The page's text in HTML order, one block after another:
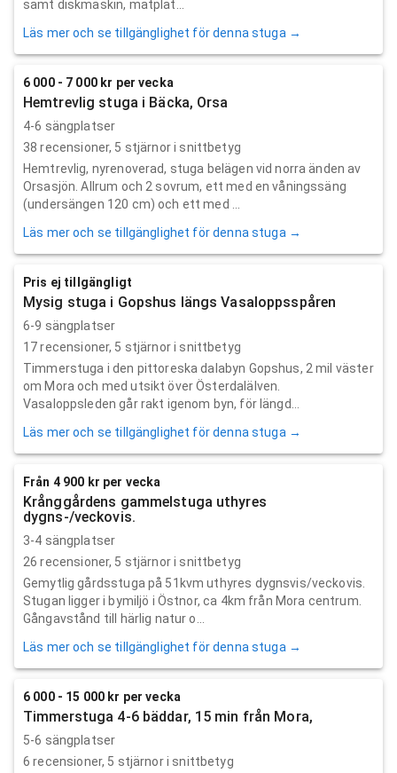
samt diskmaskin, matplat...
Läs mer och se tillgänglighet för denna stuga →
6 000 - 7 000 kr per vecka
Hemtrevlig stuga i Bäcka, Orsa
4-6 sängplatser
38 recensioner, 5 stjärnor i snittbetyg
Hemtrevlig, nyrenoverad, stuga belägen vid norra änden av
Orsasjön. Allrum och 2 sovrum, ett med en våningssäng
(undersängen 120 cm) och ett med ...
Läs mer och se tillgänglighet för denna stuga →
Pris ej tillgängligt
Mysig stuga i Gopshus längs Vasaloppsspåren
6-9 sängplatser
17recensioner, 5 stjärnor i snittbetyg
Timmerstuga i den pittoreska dalabyn Gopshus, 2 mil väster
om Mora och med utsikt över Österdalälven.
Vasaloppsleden går rakt igenom byn, för längd...
Läs mer och se tillgänglighet för denna stuga →
Från 4 900 kr per vecka
Krånggårdens gammelstuga uthyres
dygns-/veckovis.
3-4 sängplatser
26 recensioner, 5 stjärnor i snittbetyg
Gemytlig gårdsstuga på 51kvm uthyres dygnsvis/veckovis.
Stugan ligger i bymiljö i Östnor, ca 4km från Mora centrum.
Gångavstånd till härlig natur o...
Läs mer och se tillgänglighet för denna stuga →
6 000 - 15 000 kr per vecka
Timmerstuga 4-6 bäddar, 15 min från Mora,
5-6 sängplatser
6 recensioner, 5 stjärnor i snittbetyg